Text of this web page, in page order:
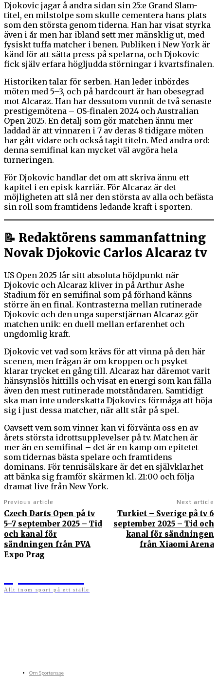
Djokovic jagar å andra sidan sin 25:e Grand Slam-
titel, en milstolpe som skulle cementera hans plats
som den största genom tiderna. Han har visat styrka
även i år men har ibland sett mer mänsklig ut, med
fysiskt tuffa matcher i benen. Publiken i New York är
känd för att sätta press på spelarna, och Djokovic
fick själv erfara högljudda störningar i kvartsfinalen.
Historiken talar för serben. Han leder inbördes
möten med 5–3, och på hardcourt är han obesegrad
mot Alcaraz. Han har dessutom vunnit de två senaste
prestigemötena – OS-finalen 2024 och Australian
Open 2025. En detalj som gör matchen ännu mer
laddad är att vinnaren i 7 av deras 8 tidigare möten
har gått vidare och också tagit titeln. Med andra ord:
denna semifinal kan mycket väl avgöra hela
turneringen.
För Djokovic handlar det om att skriva ännu ett
kapitel i en episk karriär. För Alcaraz är det
möjligheten att slå ner den största av alla och befästa
sin roll som framtidens ledande kraft i sporten.
📝 Redaktörens sammanfattning
Novak Djokovic Carlos Alcaraz tv
US Open 2025 får sitt absoluta höjdpunkt när
Djokovic och Alcaraz kliver in på Arthur Ashe
Stadium för en semifinal som på förhand känns
större än en final. Kontrasterna mellan rutinerade
Djokovic och den unga superstjärnan Alcaraz gör
matchen unik: en duell mellan erfarenhet och
ungdomlig kraft.
Djokovic vet vad som krävs för att vinna på den här
scenen, men frågan är om kroppen och psyket
klarar trycket en gång till. Alcaraz har däremot varit
hänsynslös hittills och visat en energi som kan fälla
även den mest rutinerade motståndaren. Samtidigt
ska man inte underskatta Djokovics förmåga att höja
sig i just dessa matcher, när allt står på spel.
Oavsett vem som vinner kan vi förvänta oss en av
årets största idrottsupplevelser på tv. Matchen är
mer än en semifinal – det är en kamp om epitetet
som tidernas bästa spelare och framtidens
dominans. För tennisälskare är det en självklarhet
att bänka sig framför skärmen kl. 21:00 och följa
dramat live från New York.
Previous article
Czech Darts Open på tv
5–7 september 2025 – Tid
och kanal för
sändningen från PVA
Expo Prag
Next article
Turkiet – Sverige på tv 6
september 2025 – Tid och
kanal för sändningen
från Xiaomi Arena
Allt inom sport på ett ställe
Om Sportens.se